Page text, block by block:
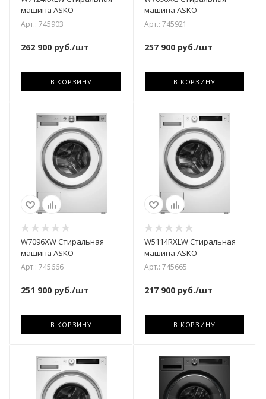
машина ASKO
Арт.: 745903
262 900 руб./шт
В КОРЗИНУ
машина ASKO
Арт.: 745921
257 900руб./шт
В КОРЗИНУ
W7096XW Стиральная
машина ASKO
Арт.: 745666
251 900 руб./шт
В КОРЗИНУ
W5114RXLW Стиральная
машина ASKO
Арт.: 745665
217 900руб./шт
В КОРЗИНУ